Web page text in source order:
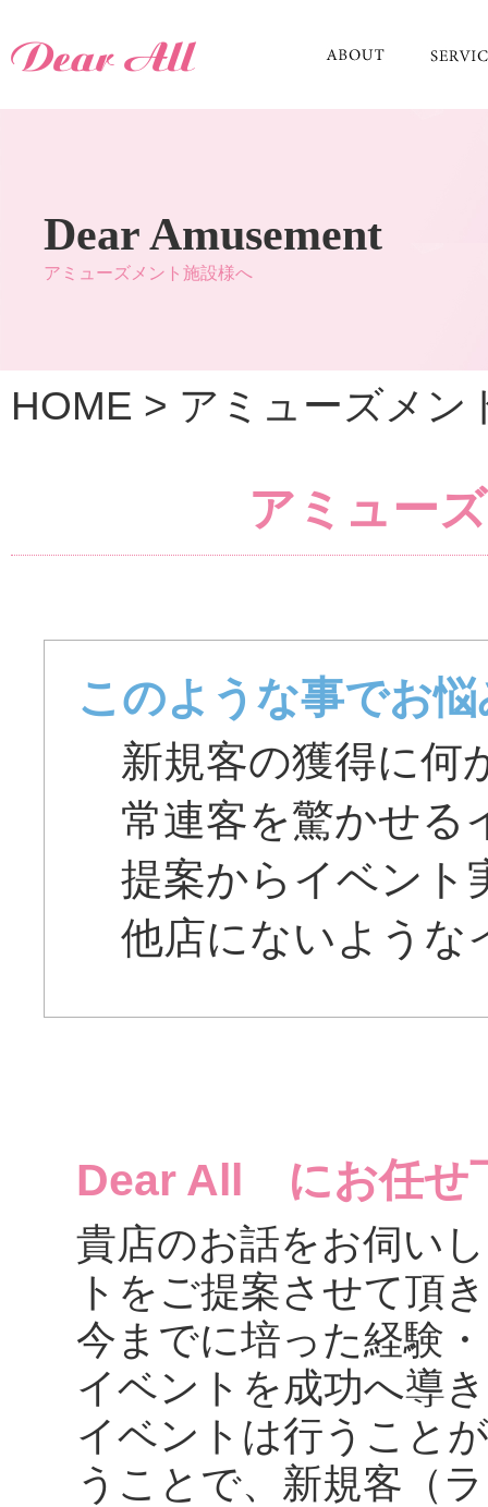
Dear Amusement
アミューズメント施設様へ
HOME > アミューズメン
アミュー
このような事でお
新規客の獲得に何
常連客を驚かせる
提案からイベント
他店にないような
Dear All にお任せ
貴店のお話をお伺い
トをご提案させて頂
今までに培った経験
イベントを成功へ導
イベントは行うこと
うことで、新規客（